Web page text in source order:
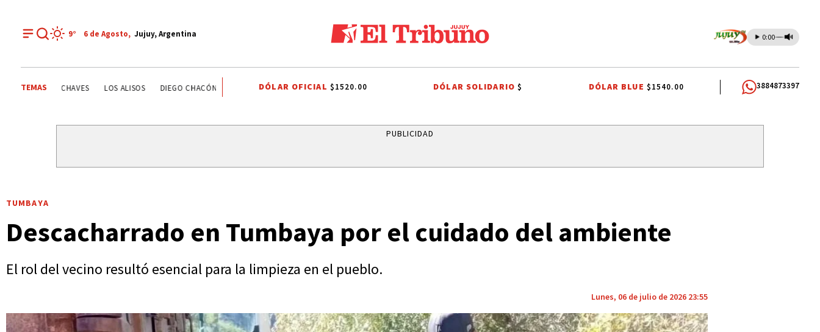
9° 6 de Agosto, Jujuy, Argentina 0:00
TEMASESTATALES DEPORTE RECREATIVO YAMILA CHAVES LOS ALISOS DIEGO CHACÓN PRIMERA NACIONAL LIGA PROFESIONAL INTERNA JUSTICIALISTA INTERNA JUSTICIALISTA INTERNA
DÓLAR OFICIAL $1520.00 DÓLAR SOLIDARIO$ DÓLAR BLUE $1540.00 3884873397
PUBLICIDAD
TUMBAYA
Descacharrado en Tumbaya por el cuidado del ambiente
El rol del vecino resultó esencial para la limpieza en el pueblo.
Lunes, 06 de julio de 2026 23:55